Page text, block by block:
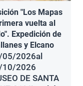
"Los Mapas
vuelta al
Expedición de
y Elcano
05/2026al
10/2026
DE SANTA